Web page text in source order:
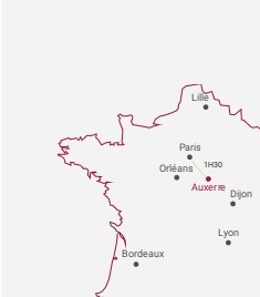
Paris
Dijon
Orléans
Bordeaux
Lyon
Auxerre
Lille
1H30